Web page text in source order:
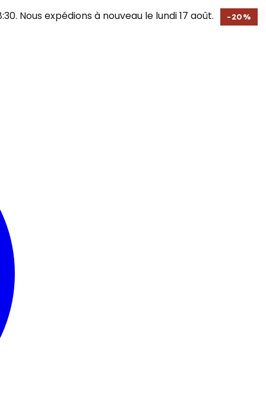
Nous expédions à nouveau le lundi 17 août. - 20 %